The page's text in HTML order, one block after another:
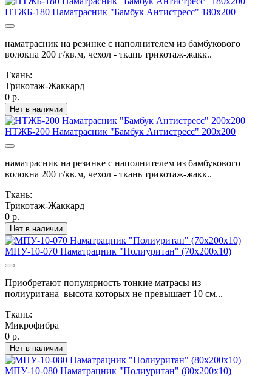
НТЖБ-180 Наматрасник "Бамбук Антистресс" 180х200
наматрасник на резинке с наполнителем из бамбукового
волокна 200 г/кв.м, чехол - ткань трикотаж-жакк..
Ткань:
Трикотаж-Жаккард
0 р.
Нет в наличии
НТЖБ-200 Наматрасник "Бамбук Антистресс" 200х200
наматрасник на резинке с наполнителем из бамбукового
волокна 200 г/кв.м, чехол - ткань трикотаж-жакк..
Ткань:
Трикотаж-Жаккард
0 р.
Нет в наличии
МПУ-10-070 Наматрацник "Полиуритан" (70х200х10)
Приобретают популярность тонкие матрасы из
полиуритана высота которых не превышает 10 см...
Ткань:
Микрофибра
0 р.
Нет в наличии
МПУ-10-080 Наматрацник "Полиуритан" (80х200х10)